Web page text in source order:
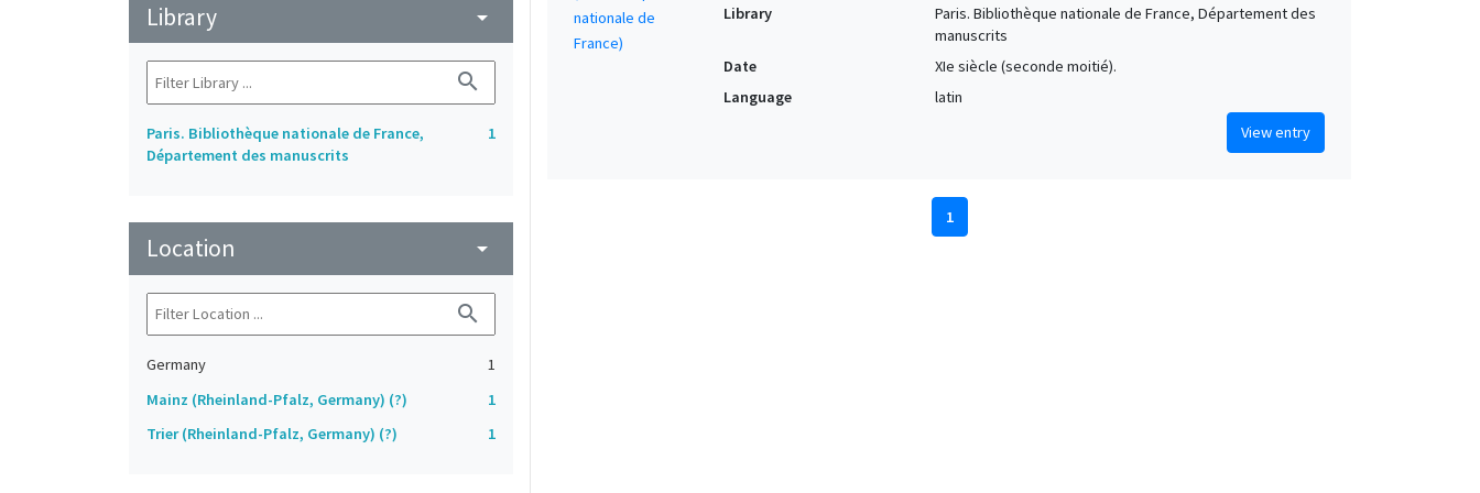
Library arrow_drop_down
search
Paris. Bibliothèque nationale de France,
Département des manuscrits
1
Location arrow_drop_down
search
Germany
1
Mainz (Rheinland-Pfalz, Germany) (?)
1
Trier (Rheinland-Pfalz, Germany) (?)
1
Library
Paris. Bibliothèque nationale de France, Département des
manuscrits
Date
XIe siècle (seconde moitié).
Language
latin
View entry
1